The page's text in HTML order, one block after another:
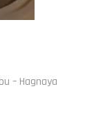
– Hagnaya